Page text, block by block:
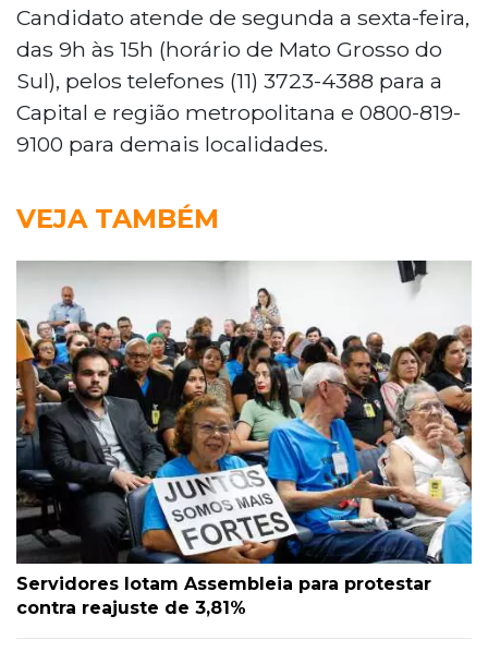
Candidato atende de segunda a sexta-feira,
das 9h às 15h (horário de Mato Grosso do
Sul), pelos telefones (11) 3723-4388 para a
Capital e região metropolitana e 0800-819-
9100 para demais localidades.
VEJA TAMBÉM
Servidores lotam Assembleia para protestar
contra reajuste de 3,81%